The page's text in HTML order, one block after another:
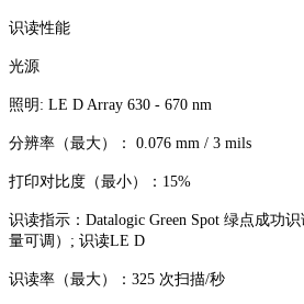
识读性能
光源
照明: LE D Array 630 - 670 nm
分辨率（最大）： 0.076 mm / 3 mils
打印对比度（最小）：15%
识读指示：Datalogic Green Spot 绿点成功
量可调）; 识读LE D
识读率（最大）：325 次扫描/秒